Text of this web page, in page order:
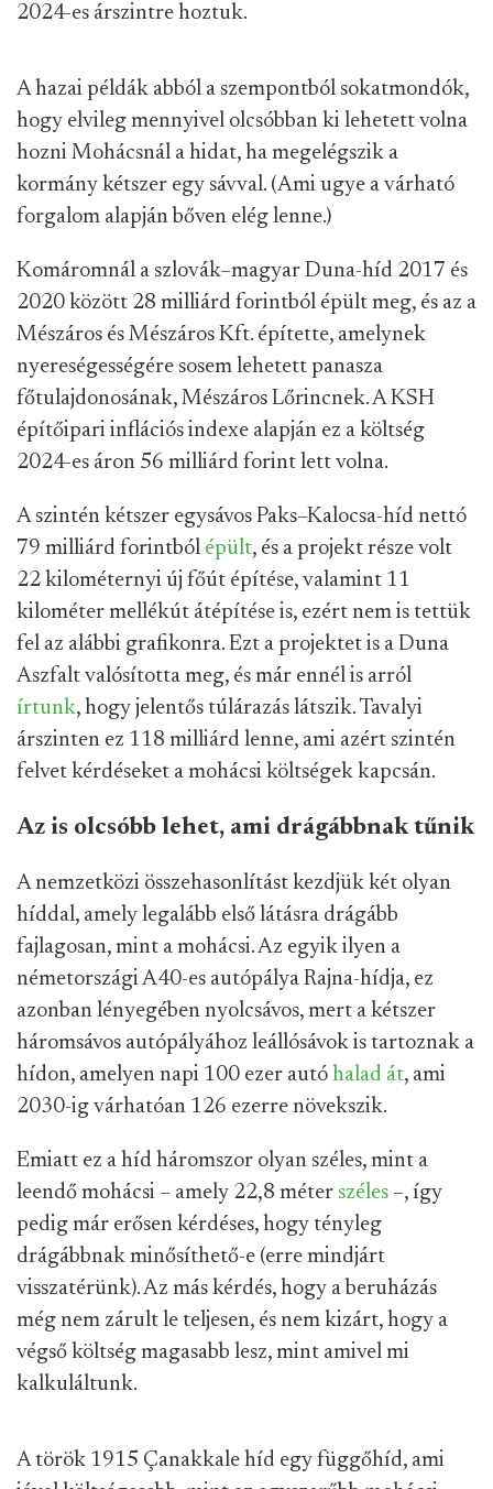
2024-es árszintre hoztuk.
A hazai példák abból a szempontból sokatmondók,
hogy elvileg mennyivel olcsóbban ki lehetett volna
hozni Mohácsnál a hidat, ha megelégszik a
kormány kétszer egy sávval. (Ami ugye a várható
forgalom alapján bőven elég lenne.)
Komáromnál a szlovák–magyar Duna-híd 2017 és
2020 között 28 milliárd forintból épült meg, és az a
Mészáros és Mészáros Kft. építette, amelynek
nyereségességére sosem lehetett panasza
főtulajdonosának, Mészáros Lőrincnek. A KSH
építőipari inflációs indexe alapján ez a költség
2024-es áron 56 milliárd forint lett volna.
A szintén kétszer egysávos Paks–Kalocsa-híd nettó
79 milliárd forintból épült, és a projekt része volt
22 kilométernyi új főút építése, valamint 11
kilométer mellékút átépítése is, ezért nem is tettük
fel az alábbi grafikonra. Ezt a projektet is a Duna
Aszfalt valósította meg, és már ennél is arról
írtunk, hogy jelentős túlárazás látszik. Tavalyi
árszinten ez 118 milliárd lenne, ami azért szintén
felvet kérdéseket a mohácsi költségek kapcsán.
Az is olcsóbb lehet, ami drágábbnak tűnik
A nemzetközi összehasonlítást kezdjük két olyan
híddal, amely legalább első látásra drágább
fajlagosan, mint a mohácsi. Az egyik ilyen a
németországi A40-es autópálya Rajna-hídja, ez
azonban lényegében nyolcsávos, mert a kétszer
háromsávos autópályához leállósávok is tartoznak a
hídon, amelyen napi 100 ezer autó halad át, ami
2030-ig várhatóan 126 ezerre növekszik.
Emiatt ez a híd háromszor olyan széles, mint a
leendő mohácsi – amely 22,8 méter széles –, így
pedig már erősen kérdéses, hogy tényleg
drágábbnak minősíthető-e (erre mindjárt
visszatérünk). Az más kérdés, hogy a beruházás
még nem zárult le teljesen, és nem kizárt, hogy a
végső költség magasabb lesz, mint amivel mi
kalkuláltunk.
A török 1915 Çanakkale híd egy függőhíd, ami